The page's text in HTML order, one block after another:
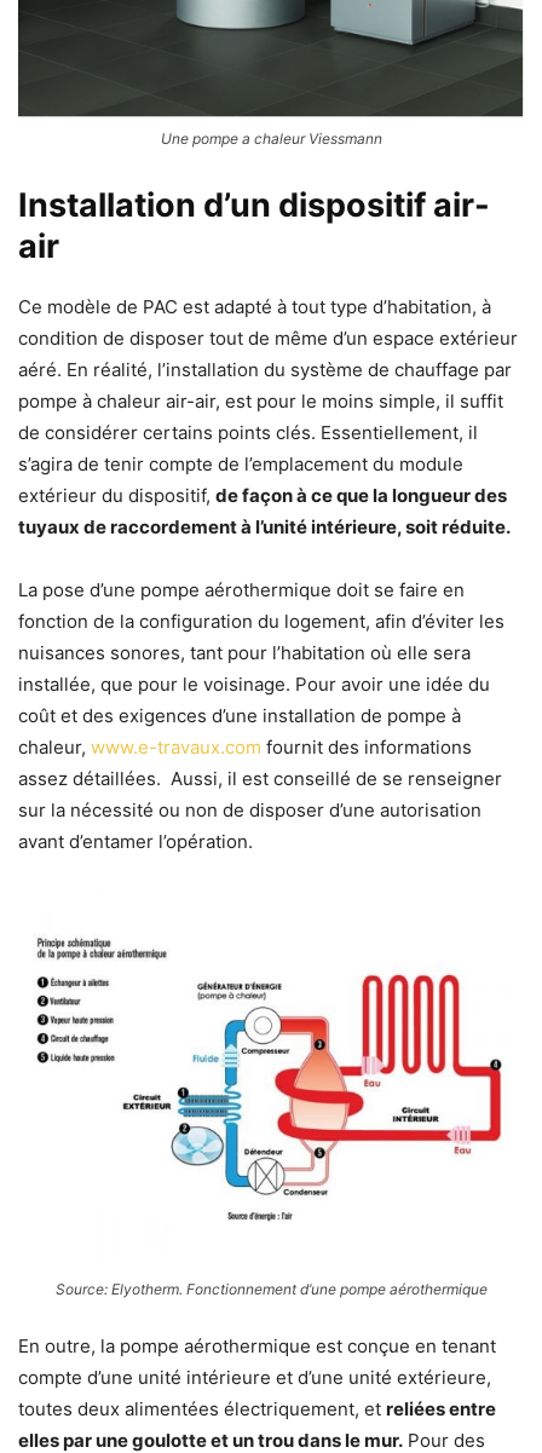
Une pompe a chaleur Viessmann
Installation d’un dispositif air-
air
Ce modèle de PAC est adapté à tout type d’habitation, à
condition de disposer tout de même d’un espace extérieur
aéré. En réalité, l’installation du système de chauffage par
pompe à chaleur air-air, est pour le moins simple, il suffit
de considérer certains points clés. Essentiellement, il
s’agira de tenir compte de l’emplacement du module
extérieur du dispositif, de façon à ce que la longueur des
tuyaux de raccordement à l’unité intérieure, soit réduite.
La pose d’une pompe aérothermique doit se faire en
fonction de la configuration du logement, afin d’éviter les
nuisances sonores, tant pour l’habitation où elle sera
installée, que pour le voisinage. Pour avoir une idée du
coût et des exigences d’une installation de pompe à
chaleur, www.e-travaux.com fournit des informations
assez détaillées. Aussi, il est conseillé de se renseigner
sur la nécessité ou non de disposer d’une autorisation
avant d’entamer l’opération.
Source: Elyotherm. Fonctionnement d’une pompe aérothermique
En outre, la pompe aérothermique est conçue en tenant
compte d’une unité intérieure et d’une unité extérieure,
toutes deux alimentées électriquement, et reliées entre
elles par une goulotte et un trou dans le mur. Pour des